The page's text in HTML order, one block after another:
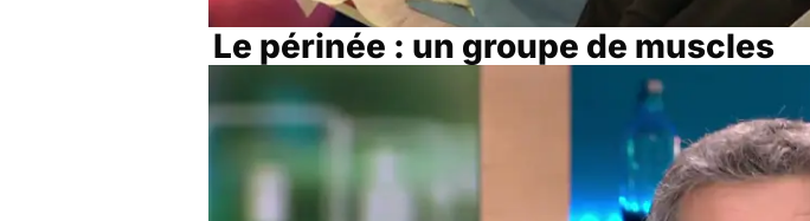
Le périnée : un groupe de muscles